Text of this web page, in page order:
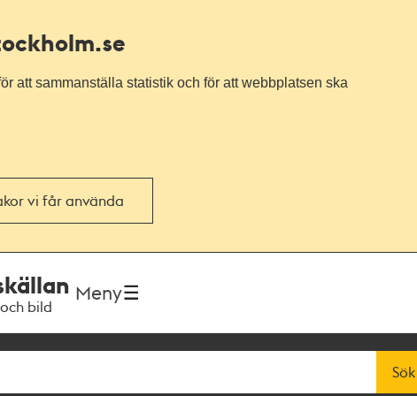
att sammanställa statistik och för att webbplatsen ska
vi får använda
bild
Meny
Sök